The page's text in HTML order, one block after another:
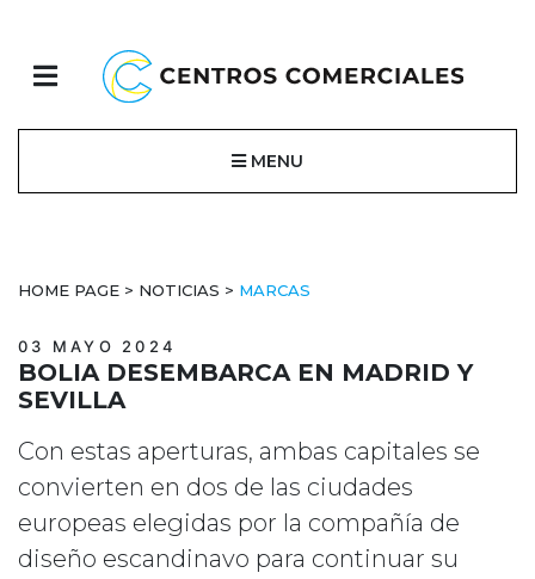
MENU
HOME PAGE > NOTICIAS > MARCAS
03 MAYO 2024
BOLIA DESEMBARCA EN MADRID Y
SEVILLA
Con estas aperturas, ambas capitales se
convierten en dos de las ciudades
europeas elegidas por la compañía de
diseño escandinavo para continuar su